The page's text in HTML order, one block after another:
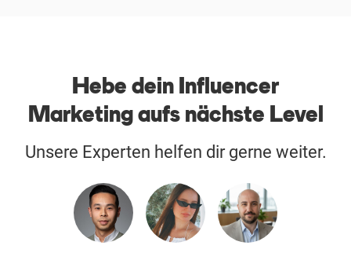
Hebe dein Influencer
Marketing aufs nächste Level
Unsere Experten helfen dir gerne weiter.